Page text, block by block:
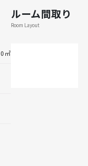
0㎡
ルーム間取り
Room Layout